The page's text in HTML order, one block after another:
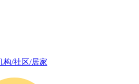
构/社区/居家